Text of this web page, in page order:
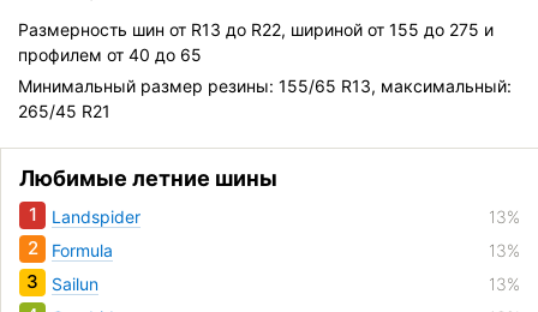
Размерность шин от R13 до R22, шириной от 155 до 275 и
профилем от 40 до 65
Минимальный размер резины: 155/65 R13, максимальный:
265/45 R21
Любимые летние шины
1 Landspider 13%
2 Formula 13%
3 Sailun 13%